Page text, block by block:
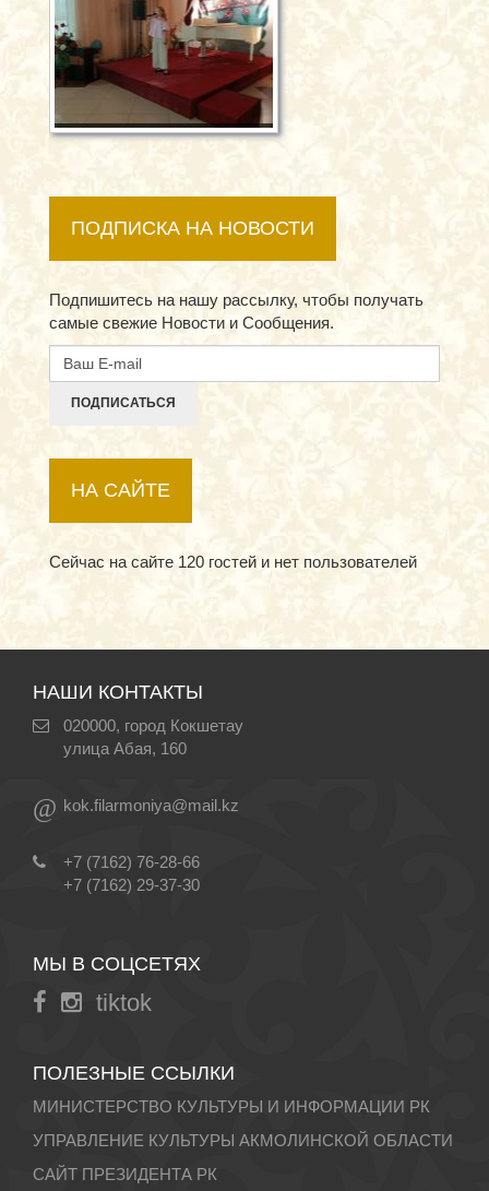
ПОДПИСКА НА НОВОСТИ
Подпишитесь на нашу рассылку, чтобы получать
самые свежие Новости и Сообщения.
ПОДПИСАТЬСЯ
НА САЙТЕ
Сейчас на сайте 120 гостей и нет пользователей
НАШИ КОНТАКТЫ
020000, город Кокшетау
улица Абая, 160
@ kok.filarmoniya@mail.kz
+7 (7162) 76-28-66
+7 (7162) 29-37-30
МЫ В СОЦСЕТЯХ
tiktok
ПОЛЕЗНЫЕ ССЫЛКИ
МИНИСТЕРСТВО КУЛЬТУРЫ И ИНФОРМАЦИИ РК
УПРАВЛЕНИЕ КУЛЬТУРЫ АКМОЛИНСКОЙ ОБЛАСТИ
САЙТ ПРЕЗИДЕНТА РК